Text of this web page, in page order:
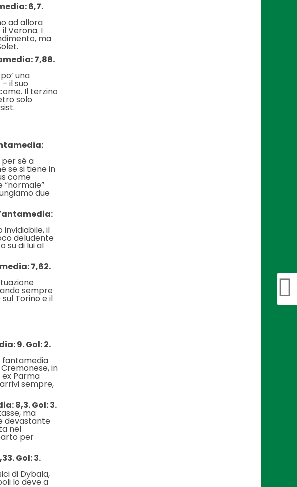
6,7.
ad allora
Verona. I
ma
7,88.
una
il suo
Il terzino
solo
per sé a
se si tiene in
come
due
invidiabile, il
deludente
su di lui al
7,62.
sempre
Torino e il
9. Gol: 2.
fantamedia
in
ex Parma
sempre,
8,3. Gol: 3.
ma
devastante
nel
per
Gol: 3.
di Dybala,
lo deve a